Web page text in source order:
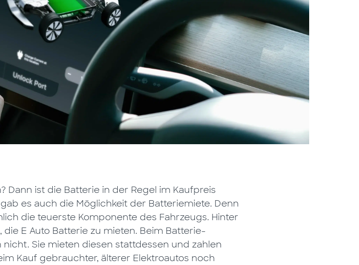
Dann ist die Batterie in der Regel im Kaufpreis
es auch die Möglichkeit der Batteriemiete. Denn
die teuerste Komponente des Fahrzeugs. Hinter
E Auto Batterie zu mieten. Beim Batterie-
Sie mieten diesen stattdessen und zahlen
Kauf gebrauchter, älterer Elektroautos noch